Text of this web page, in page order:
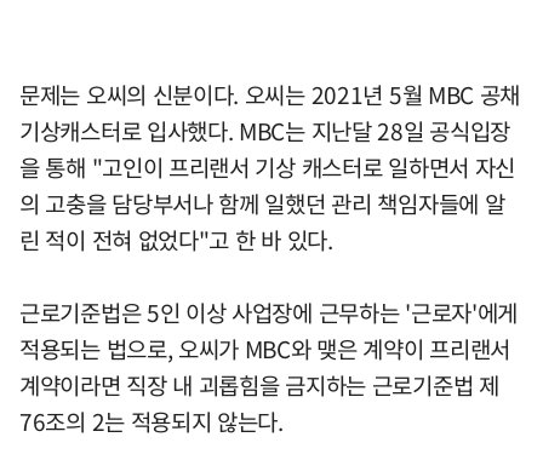
문제는 오씨의 신분이다. 오씨는 2021년 5월 MBC 공채
기상캐스터로 입사했다. MBC는 지난달 28일 공식입장
을 통해 "고인이 프리랜서 기상 캐스터로 일하면서 자신
의 고충을 담당부서나 함께 일했던 관리 책임자들에 알
린 적이 전혀 없었다"고 한 바 있다.
근로기준법은 5인 이상 사업장에 근무하는 '근로자'에게
적용되는 법으로, 오씨가 MBC와 맺은 계약이 프리랜서
계약이라면 직장 내 괴롭힘을 금지하는 근로기준법 제
76조의 2는 적용되지 않는다.